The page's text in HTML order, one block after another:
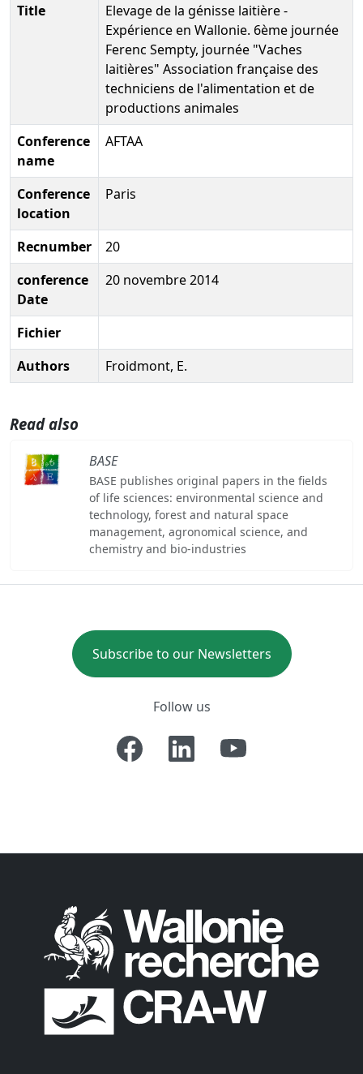
Title
Elevage de la génisse laitière -
Expérience en Wallonie. 6ème journée
Ferenc Sempty, journée "Vaches
laitières" Association française des
techniciens de l'alimentation et de
productions animales
Conference
name
AFTAA
Conference
location
Paris
Recnumber
20
conference
Date
20 novembre 2014
Fichier
Authors
Froidmont, E.
Read also
BASE
BASE publishes original papers in the fields
of life sciences: environmental science and
technology, forest and natural space
management, agronomical science, and
chemistry and bio-industries
Subscribe to our Newsletters
Follow us